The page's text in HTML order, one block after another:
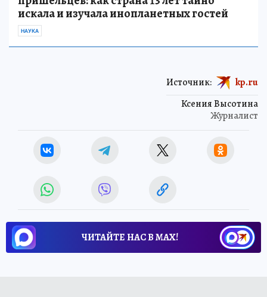
искала и изучала инопланетных гостей
НАУКА
Ксения Высотина
Журналист
Источник: kp.ru
ЧИТАЙТЕ НАС В МАХ!